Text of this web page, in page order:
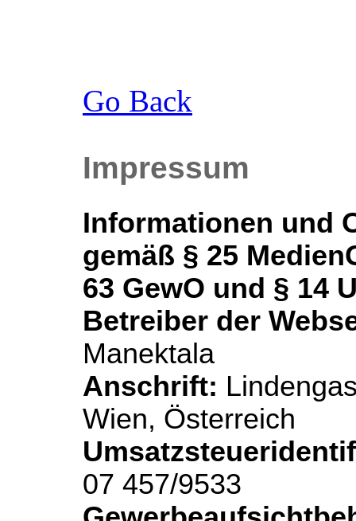
Go Back
Impressum
Informationen und
gemäß § 25
63 GewO und § 14
Betreiber der
Manektala
Anschrift:
Wien, Österreich
07 457/9533